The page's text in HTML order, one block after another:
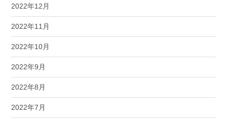
2022年12月
2022年11月
2022年10月
2022年9月
2022年8月
2022年7月